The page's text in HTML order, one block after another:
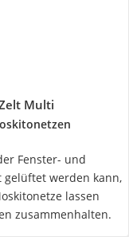
Multi
Fenster- und
werden kann,
lassen
zusammenhalten.